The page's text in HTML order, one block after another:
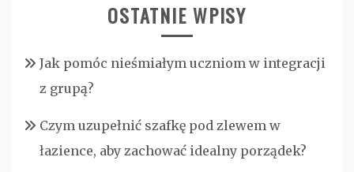
OSTATNIE WPISY
Jak pomóc nieśmiałym uczniom w integracji
z grupą?
Czym uzupełnić szafkę pod zlewem w
łazience, aby zachować idealny porządek?